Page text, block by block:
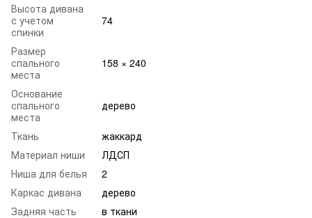
Высота дивана
с учетом
спинки
74
Размер
спального
места
158 × 240
Основание
спального
места
дерево
Ткань
жаккард
Материал ниши
ЛДСП
Ниша для белья
2
Каркас дивана
дерево
Задняя часть
в ткани